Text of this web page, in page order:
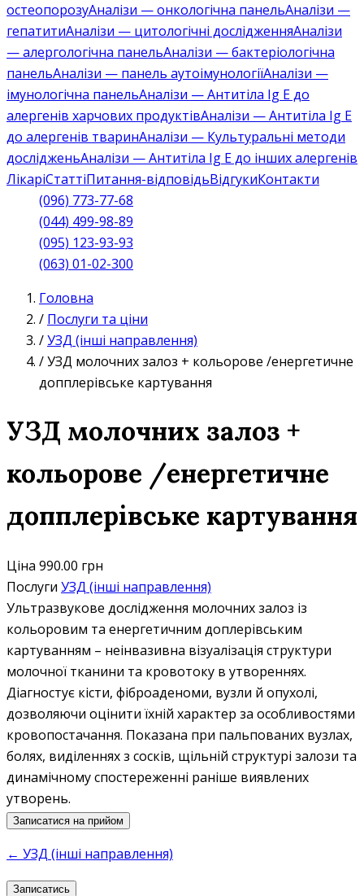
остеопорозуАналізи — онкологічна панельАналізи —
гепатитиАналізи — цитологічні дослідженняАналізи
— алергологічна панельАналізи — бактеріологічна
панельАналізи — панель аутоімунологіїАналізи —
імунологічна панельАналізи — Антитіла Ig E до
алергенів харчових продуктівАналізи — Антитіла Ig E
до алергенів тваринАналізи — Культуральні методи
дослідженьАналізи — Антитіла Ig E до інших алергенів
ЛікаріСтаттіПитання-відповідьВідгукиКонтакти
(096) 773-77-68
(044) 499-98-89
(095) 123-93-93
(063) 01-02-300
Головна
/ Послуги та ціни
/УЗД (інші направлення)
/УЗД молочних залоз + кольорове /енергетичне
допплерівське картування
УЗД молочних залоз +
кольорове /енергетичне
допплерівське картування
Ціна 990.00 грн
Послуги УЗД (інші направлення)
Ультразвукове дослідження молочних залоз із
кольоровим та енергетичним доплерівським
картуванням – неінвазивна візуалізація структури
молочної тканини та кровотоку в утвореннях.
Діагностує кісти, фіброаденоми, вузли й опухолі,
дозволяючи оцінити їхній характер за особливостями
кровопостачання. Показана при пальпованих вузлах,
болях, виділеннях з сосків, щільній структурі залози та
динамічному спостереженні раніше виявлених
утворень.
Записатися на прийом
← УЗД (інші направлення)
Записатись